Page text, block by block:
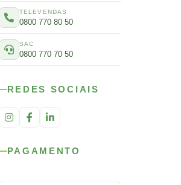
TELEVENDAS
0800 770 80 50
SAC
0800 770 70 50
REDES SOCIAIS
PAGAMENTO